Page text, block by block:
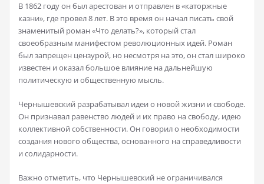
В 1862 году он был арестован и отправлен в «каторжные
казни», где провел 8 лет. В это время он начал писать свой
знаменитый роман «Что делать?», который стал
своеобразным манифестом революционных идей. Роман
был запрещен цензурой, но несмотря на это, он стал широко
известен и оказал большое влияние на дальнейшую
политическую и общественную мысль.
Чернышевский разрабатывал идеи о новой жизни и свободе.
Он признавал равенство людей и их право на свободу, идею
коллективной собственности. Он говорил о необходимости
создания нового общества, основанного на справедливости
и солидарности.
Важно отметить, что Чернышевский не ограничивался